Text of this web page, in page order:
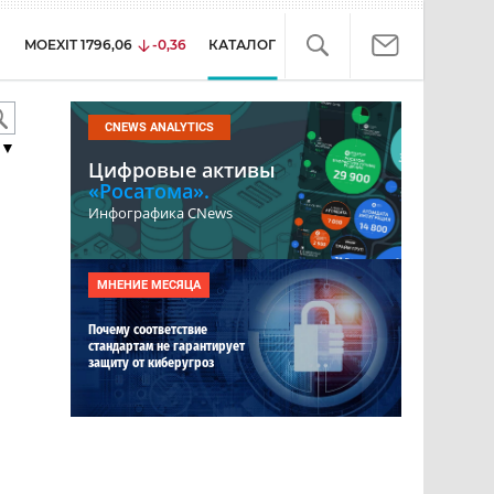
MOEXIT 1796,06 -0,36 КАТАЛОГ
CNEWS ANALYTICS
Цифровые активы
«Росатома».
Инфографика CNews
МНЕНИЕ МЕСЯЦА
Почему соответствие
стандартам не гарантирует
защиту от киберугроз